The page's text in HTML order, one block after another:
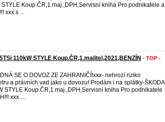
STYLE Koup.ČR,1.maj.,DPH,Servisní kniha Pro podnikatele a
xxx s ...
110kW STYLE Koup.ČR,1.majitel,2021,BENZÍN - TOP -
SE O DOVOZ ZE ZAHRANIČÍ!xxx- nehrozí riziko
a právních vad jako u dovozu! Prodám i na splátky-ŠKODA
STYLE Koup.ČR,1.maj.,DPH,Servisní kniha Pro podnikatele
xxx ...